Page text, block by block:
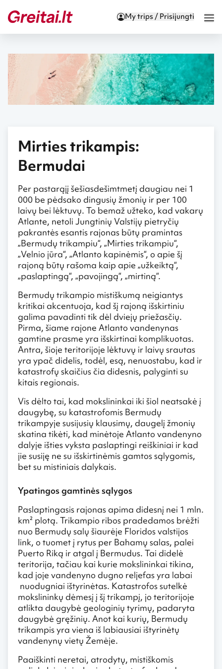
My trips / Prisijungti
Mirties trikampis:
Bermudai
Per pastarąjį šešiasdešimtmetį daugiau nei 1
000 be pėdsako dingusių žmonių ir per 100
laivų bei lėktuvų. To bemaž užteko, kad vakarų
Atlante, netoli Jungtinių Valstijų pietryčių
pakrantės esantis rajonas būtų pramintas
„Bermudų trikampiu“, „Mirties trikampiu“,
„Velnio jūra“, „Atlanto kapinėmis“, o apie šį
rajoną būtų rašoma kaip apie „užkeiktą“,
„paslaptingą“, „pavojingą“, „mirtiną“.
Bermudų trikampio mistiškumą neigiantys
kritikai akcentuoja, kad šį rajoną išskirtiniu
galima pavadinti tik dėl dviejų priežasčių.
Pirma, šiame rajone Atlanto vandenynas
gamtine prasme yra išskirtinai komplikuotas.
Antra, šioje teritorijoje lėktuvų ir laivų srautas
yra ypač didelis, todėl, esą, nenuostabu, kad ir
katastrofų skaičius čia didesnis, palyginti su
kitais regionais.
Vis dėlto tai, kad mokslininkai iki šiol neatsakė į
daugybę, su katastrofomis Bermudų
trikampyje susijusių klausimų, daugelį žmonių
skatina tikėti, kad minėtoje Atlanto vandenyno
dalyje išties vyksta paslaptingi reiškiniai ir kad
jie susiję ne su išskirtinėmis gamtos sąlygomis,
bet su mistiniais dalykais.
Ypatingos gamtinės sąlygos
Paslaptingasis rajonas apima didesnį nei 1 mln.
km² plotą. Trikampio ribos pradedamos brėžti
nuo Bermudų salų šiaurėje Floridos valstijos
link, o tuomet į rytus per Bahamų salas, palei
Puerto Riką ir atgal į Bermudus. Tai didelė
teritorija, tačiau kai kurie mokslininkai tikina,
kad joje vandenyno dugno reljefas yra labai
nuodugniai ištyrinėtas. Katastrofos sutelkė
mokslininkų dėmesį į šį trikampį, jo teritorijoje
atlikta daugybė geologinių tyrimų, padaryta
daugybė gręžinių. Anot kai kurių, Bermudų
trikampis yra viena iš labiausiai ištyrinėtų
vandenynų vietų Žemėje.
Paaiškinti neretai, atrodytų, mistiškomis